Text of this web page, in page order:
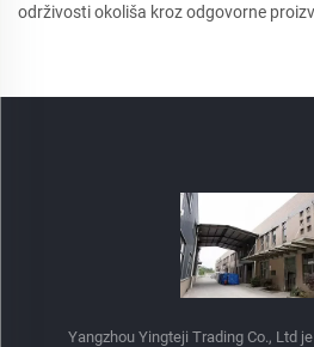
održivosti okoliša kroz odgovorne
Yangzhou Yingteji Trading Co., Ltd